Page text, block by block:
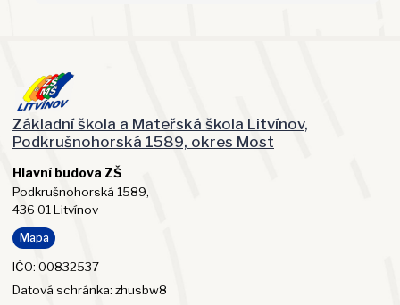
Základní škola a Mateřská škola Litvínov,
Podkrušnohorská 1589, okres Most
Hlavní budova ZŠ
Podkrušnohorská 1589,
436 01 Litvínov
Mapa
IČO: 00832537
Datová schránka: zhusbw8